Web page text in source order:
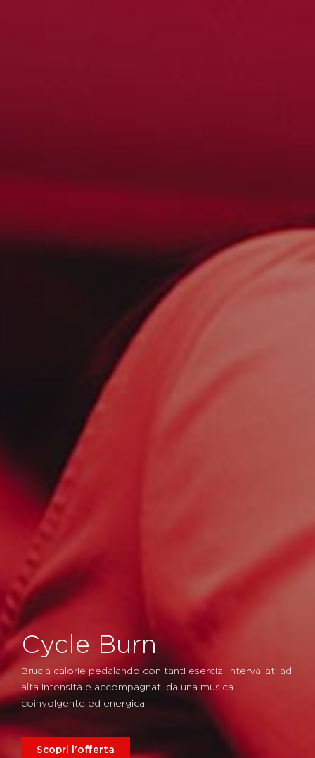
Cycle Burn
Brucia calorie pedalando con tanti esercizi intervallati ad
alta intensità e accompagnati da una musica
coinvolgente ed energica.
Scopri l'offerta